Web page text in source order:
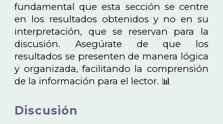
fundamental que esta sección se centre
en los resultados obtenidos y no en su
interpretación, que se reservan para la
discusión. Asegúrate de que los
resultados se presenten de manera lógica
y organizada, facilitando la comprensión
de la información para el lector. 📊
Discusión